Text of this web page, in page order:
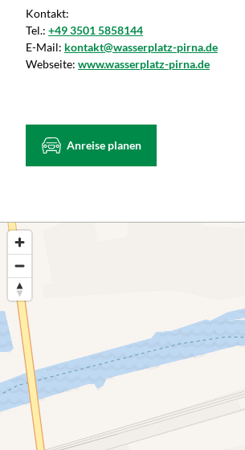
Kontakt:
Tel.: +49 3501 5858144
E-Mail: kontakt@wasserplatz-pirna.de
Webseite: www.wasserplatz-pirna.de
Anreise planen